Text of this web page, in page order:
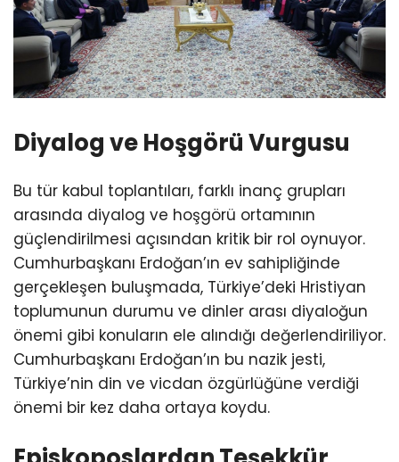
Diyalog ve Hoşgörü Vurgusu
Bu tür kabul toplantıları, farklı inanç grupları
arasında diyalog ve hoşgörü ortamının
güçlendirilmesi açısından kritik bir rol oynuyor.
Cumhurbaşkanı Erdoğan’ın ev sahipliğinde
gerçekleşen buluşmada, Türkiye’deki Hristiyan
toplumunun durumu ve dinler arası diyaloğun
önemi gibi konuların ele alındığı değerlendiriliyor.
Cumhurbaşkanı Erdoğan’ın bu nazik jesti,
Türkiye’nin din ve vicdan özgürlüğüne verdiği
önemi bir kez daha ortaya koydu.